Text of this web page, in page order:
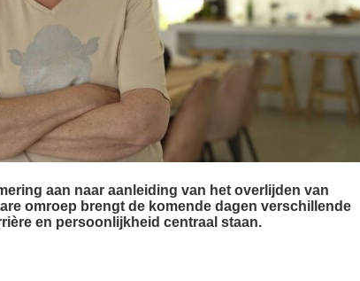
aan naar aanleiding van het overlijden van
omroep brengt de komende dagen verschillende
en persoonlijkheid centraal staan.